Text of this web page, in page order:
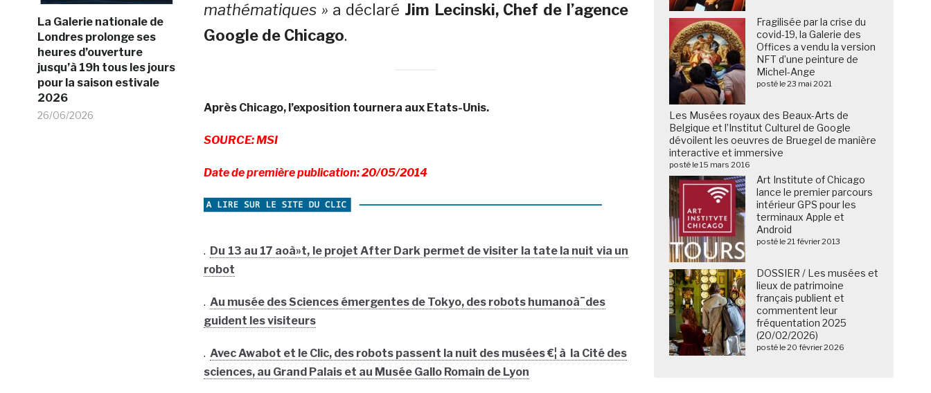
La Galerie nationale de
Londres prolonge ses
heures d’ouverture
jusqu’à 19h tous les jours
pour la saison estivale
2026
26/06/2026
mathématiques » a déclaré Jim Lecinski, Chef de l’agence
Google de Chicago.
Après Chicago, l’exposition tournera aux Etats-Unis.
SOURCE: MSI
Date de première publication: 20/05/2014
. Du 13 au 17 aoà»t, le projet After Dark permet de visiter la tate la nuit via un
robot
. Au musée des Sciences émergentes de Tokyo, des robots humanoà¯des
guident les visiteurs
. Avec Awabot et le Clic, des robots passent la nuit des musées €¦ à la Cité des
sciences, au Grand Palais et au Musée Gallo Romain de Lyon
Fragilisée par la crise du
covid-19, la Galerie des
Offices a vendu la version
NFT d’une peinture de
Michel-Ange
posté le 23 mai 2021
Les Musées royaux des Beaux-Arts de
Belgique et l’Institut Culturel de Google
dévoilent les oeuvres de Bruegel de manière
interactive et immersive
posté le 15 mars 2016
Art Institute of Chicago
lance le premier parcours
intérieur GPS pour les
terminaux Apple et
Android
posté le 21 février 2013
DOSSIER / Les musées et
lieux de patrimoine
français publient et
commentent leur
fréquentation 2025
(20/02/2026)
posté le 20 février 2026